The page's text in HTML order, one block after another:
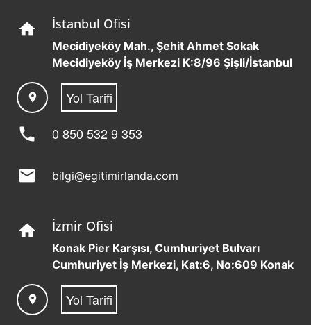
home İstanbul Ofisi
Mecidiyeköy Mah., Şehit Ahmet Sokak
Mecidiyeköy İş Merkezi K:8/96 Şişli/İstanbul
location_on Yol Tarifi
phone 0 850 532 9 353
mail bilgi@egitimirlanda.com
home İzmir Ofisi
Konak Pier Karşısı, Cumhuriyet Bulvarı
Cumhuriyet İş Merkezi, Kat:6, No:609 Konak
location_on Yol Tarifi